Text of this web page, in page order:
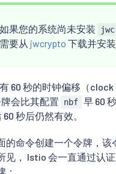
如果您的系统尚未安装
需要从 jwcrypto 下载并安装
60 秒的时钟偏移（
会比其配置
nbf 早 60
60 秒后仍然有效。
的命令创建一个令牌，该
见， Istio 会一直通过认
：